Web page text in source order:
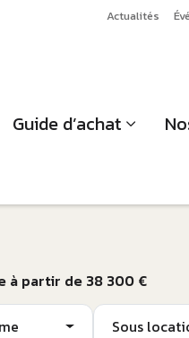
Actualités
Guide d’achat
à partir de 38 300 €
Sous